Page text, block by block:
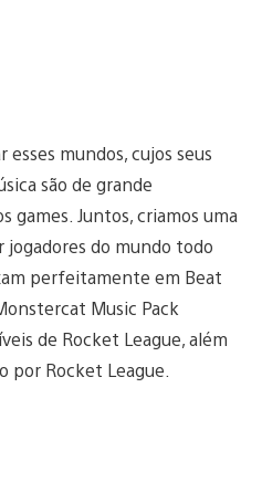
mundos, cujos seus
são de grande
games. Juntos, criamos uma
jogadores do mundo todo
perfeitamente em Beat
Music Pack
de Rocket League, além
por Rocket League.